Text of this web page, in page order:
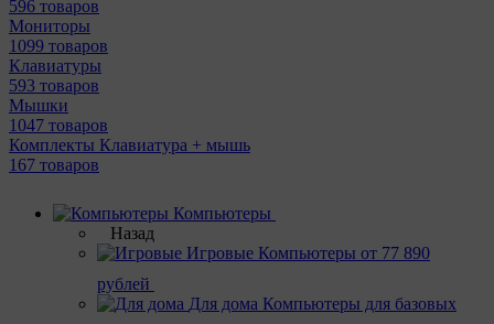
596 товаров
Мониторы
1099 товаров
Клавиатуры
593 товаров
Мышки
1047 товаров
Комплекты Клавиатура + мышь
167 товаров
Компьютеры
Назад
Игровые Компьютеры от 77 890
рублей
Для дома Компьютеры для базовых